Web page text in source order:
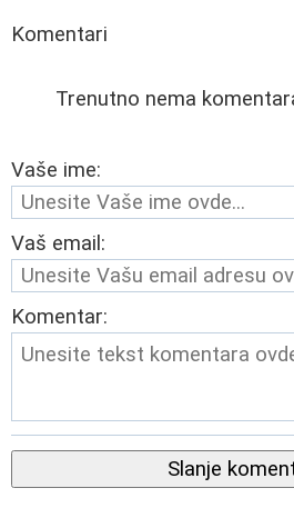
Komentari
Trenutno nema
Vaše ime:
Vaš email:
Komentar:
Slanje